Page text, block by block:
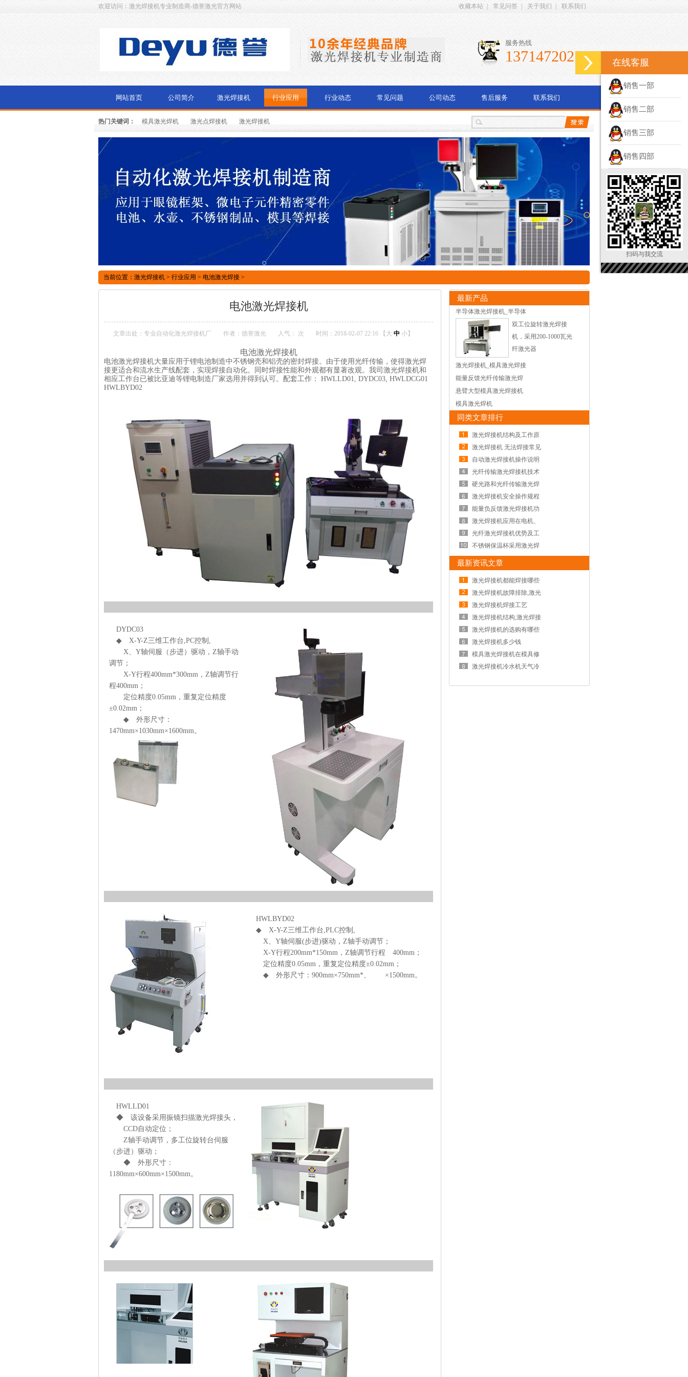
欢迎访问：激光焊接机专业制造商-德誉激光官方网站 收藏本站 常见问答 关于我们 联系我们
服务热线
13714720278
网站首页 公司简介 激光焊接机 行业应用 行业动态 常见问题 公司动态 售后服务 联系我们
热门关键词： 模具激光焊机 激光点焊接机 激光焊接机
当前位置： 激光焊接机 > 行业应用 > 电池激光焊接 >
电池激光焊接机
文章出处：专业自动化激光焊接机厂 作者：德誉激光 人气： 次 时间：2018-02-07 22:16 【 大 中 小】
电池激光焊接机
电池激光焊接机大量应用于锂电池制造中不锈钢壳和铝壳的密封焊接。由于使用光纤传输，使得激光焊
接更适合和流水生产线配套，实现焊接自动化。同时焊接性能和外观都有显著改观。我司激光焊接机和
相应工作台已被比亚迪等锂电制造厂家选用并得到认可。配套工作： HWLLD01, DYDC03, HWLDCG01
HWLBYD02
DYDC03
◆ X-Y-Z三维工作台,PC控制,
X、Y轴伺服（步进）驱动，Z轴手动
调节；
X-Y行程400mm*300mm，Z轴调节行
程400mm；
定位精度0.05mm，重复定位精度
±0.02mm；
◆ 外形尺寸：
1470mm×1030mm×1600mm。
HWLBYD02
◆ X-Y-Z三维工作台,PLC控制,
X、Y轴伺服(步进)驱动，Z轴手动调节；
X-Y行程200mm*150mm，Z轴调节行程 400mm；
定位精度0.05mm，重复定位精度±0.02mm；
◆ 外形尺寸：900mm×750mm*、 ×1500mm。
HWLLD01
◆ 该设备采用振镜扫描激光焊接头，
CCD自动定位；
Z轴手动调节，多工位旋转台伺服
（步进）驱动；
◆ 外形尺寸：
1180mm×600mm×1500mm。
最新产品
半导体激光焊接机_半导体
双工位旋转激光焊接
机，采用200-1000瓦光
纤激光器
激光焊接机_模具激光焊接
能量反馈光纤传输激光焊
悬臂大型模具激光焊接机
模具激光焊机
同类文章排行
激光焊接机结构及工作原
激光焊接机 无法焊接常见
自动激光焊接机操作说明
光纤传输激光焊接机技术
硬光路和光纤传输激光焊
激光焊接机安全操作规程
能量负反馈激光焊接机功
激光焊接机应用在电机、
光纤激光焊接机优势及工
不锈钢保温杯采用激光焊
最新资讯文章
激光焊接机都能焊接哪些
激光焊接机故障排除,激光
激光焊接机焊接工艺
激光焊接机结构,激光焊接
激光焊接机的选购有哪些
激光焊接机多少钱
模具激光焊接机在模具修
激光焊接机冷水机天气冷
在线客服
销售一部
销售二部
销售三部
销售四部
扫码与我交流